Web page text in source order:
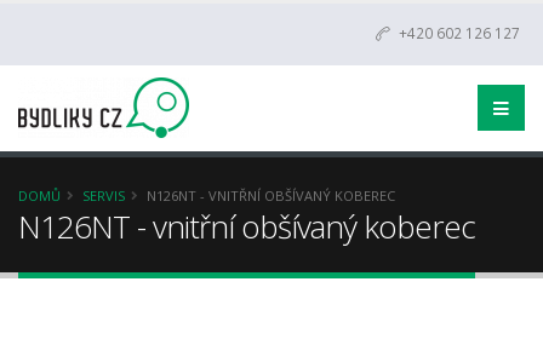
+420 602 126 127
DOMŮ SERVIS N126NT - VNITŘNÍ OBŠÍVANÝ KOBEREC
N126NT - vnitřní obšívaný koberec